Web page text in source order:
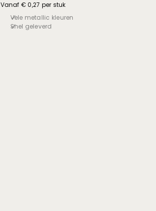
Vanaf € 0,27 per stuk
Vele metallic kleuren
Snel geleverd